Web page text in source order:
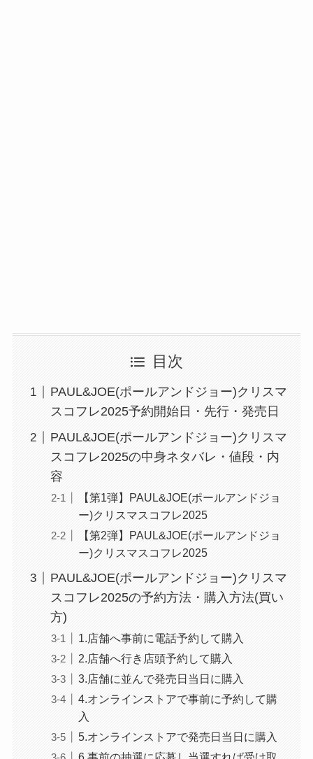
目次
PAUL&JOE(ポールアンドジョー)クリスマ
スコフレ2025予約開始日・先行・発売日
PAUL&JOE(ポールアンドジョー)クリスマ
スコフレ2025の中身ネタバレ・値段・内
容
【第1弾】PAUL&JOE(ポールアンドジョ
ー)クリスマスコフレ2025
【第2弾】PAUL&JOE(ポールアンドジョ
ー)クリスマスコフレ2025
PAUL&JOE(ポールアンドジョー)クリスマ
スコフレ2025の予約方法・購入方法(買い
方)
1.店舗へ事前に電話予約して購入
2.店舗へ行き店頭予約して購入
3.店舗に並んで発売日当日に購入
4.オンラインストアで事前に予約して購
入
5.オンラインストアで発売日当日に購入